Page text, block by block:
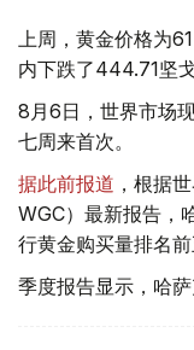
上周，黄金价格为
内下跌了444.71坚戈
8月6日，世界市场
七周来首次。
据此前报道 ，根据
WGC）最新报告，
行黄金购买量排名前
季度报告显示，哈